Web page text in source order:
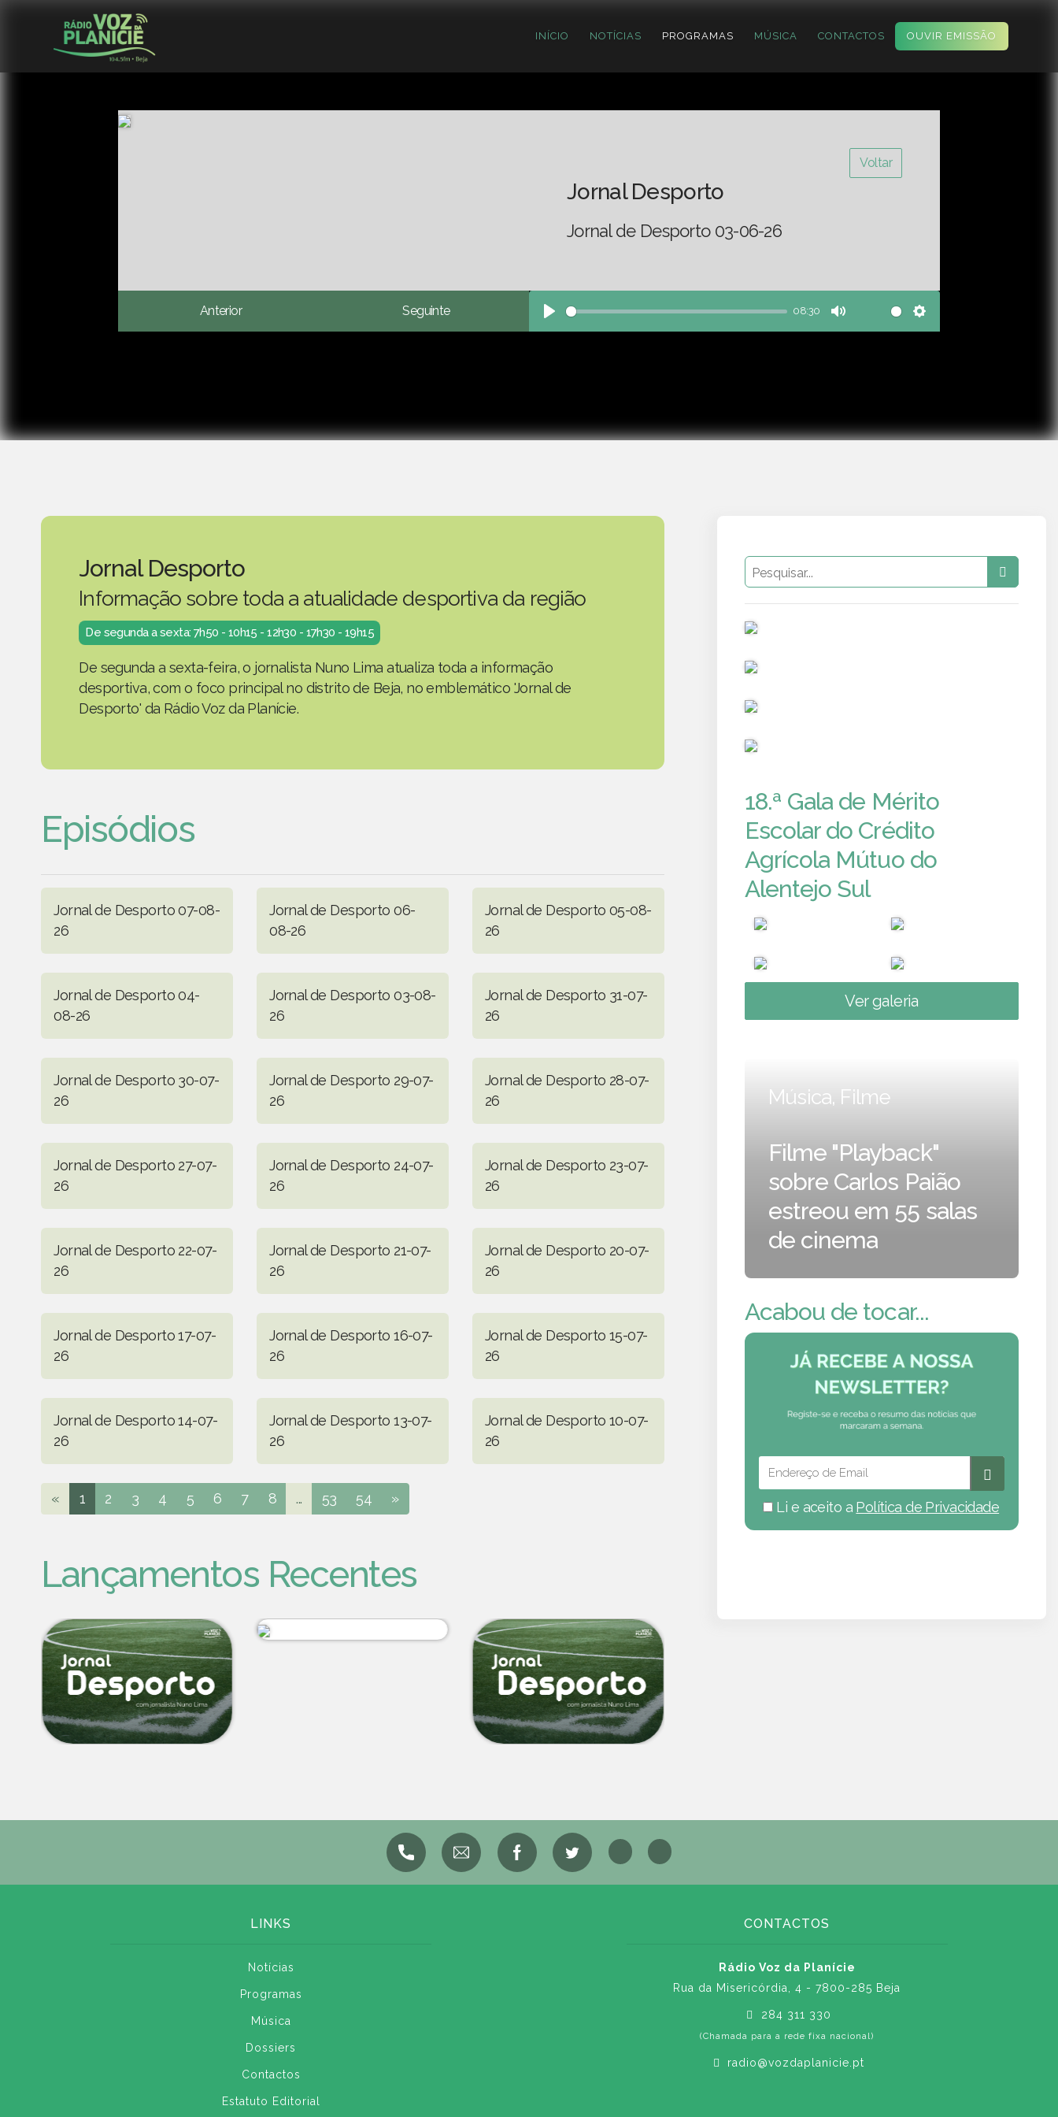
INÍCIO NOTÍCIAS PROGRAMAS MÚSICA CONTACTOS OUVIR EMISSÃO
Voltar
Jornal Desporto
Jornal de Desporto 03-06-26
Anterior Seguinte
Play
08:30
Mute Settings
Jornal Desporto
Informação sobre toda a atualidade desportiva da região
De segunda a sexta: 7h50 - 10h15 - 12h30 - 17h30 - 19h15
De segunda a sexta-feira, o jornalista Nuno Lima atualiza toda a informação
desportiva, com o foco principal no distrito de Beja, no emblemático 'Jornal de
Desporto' da Rádio Voz da Planície.
Episódios
Jornal de Desporto 07-08-
26
Jornal de Desporto 06-
08-26
Jornal de Desporto 05-08-
26
Jornal de Desporto 04-
08-26
Jornal de Desporto 03-08-
26
Jornal de Desporto 31-07-
26
Jornal de Desporto 30-07-
26
Jornal de Desporto 29-07-
26
Jornal de Desporto 28-07-
26
Jornal de Desporto 27-07-
26
Jornal de Desporto 24-07-
26
Jornal de Desporto 23-07-
26
Jornal de Desporto 22-07-
26
Jornal de Desporto 21-07-
26
Jornal de Desporto 20-07-
26
Jornal de Desporto 17-07-
26
Jornal de Desporto 16-07-
26
Jornal de Desporto 15-07-
26
Jornal de Desporto 14-07-
26
Jornal de Desporto 13-07-
26
Jornal de Desporto 10-07-
26
« 1 2 3 4 5 6 7 8 ... 53 54 »
Lançamentos Recentes
18.ª Gala de Mérito
Escolar do Crédito
Agrícola Mútuo do
Alentejo Sul
Ver galeria
Música, Filme
Filme "Playback"
sobre Carlos Paião
estreou em 55 salas
de cinema
Acabou de tocar...
Li e aceito a Política de Privacidade
LINKS
Notícias
Programas
Música
Dossiers
Contactos
Estatuto Editorial
CONTACTOS
Rádio Voz da Planície
Rua da Misericórdia, 4 - 7800-285 Beja
284 311 330
(Chamada para a rede fixa nacional)
radio@vozdaplanicie.pt